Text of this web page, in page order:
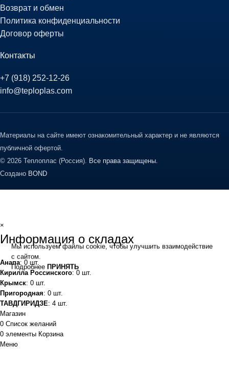
Возврат и обмен
Политика конфиденциальности
Договор оферты
Контакты
+7 (918) 252-12-26
info@teploplas.com
Материалы на сайте имеют ознакомительный характер и не являются
публичной офертой.
© 2026 Теплоплас (Россия). Все права защищены.
Создано BOND
Мы используем файлы cookie, чтобы улучшить взаимодействие
с сайтом.
Подробнее ПРИНЯТЬ
×
Информация о складах
Анапа: 0 шт.
Кирилла Россинского: 0 шт.
Крымск: 0 шт.
Пригородная: 0 шт.
ТАВДГИРИДЗЕ: 4 шт.
Магазин
0 Список желаний
0 элементы Корзина
Меню